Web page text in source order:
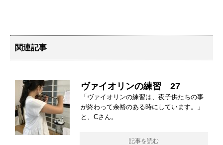
関連記事
ヴァイオリンの練習 27
「ヴァイオリンの練習は、夜子供たちの事
が終わって余裕のある時にしています。」
と、Cさん。
記事を読む